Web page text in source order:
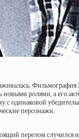
ролями, а его
с одинаковой
персонажи.
перелом случился